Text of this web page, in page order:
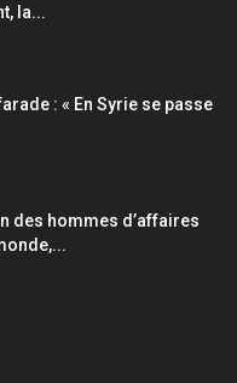
la...
: « En Syrie se passe
des hommes d’affaires